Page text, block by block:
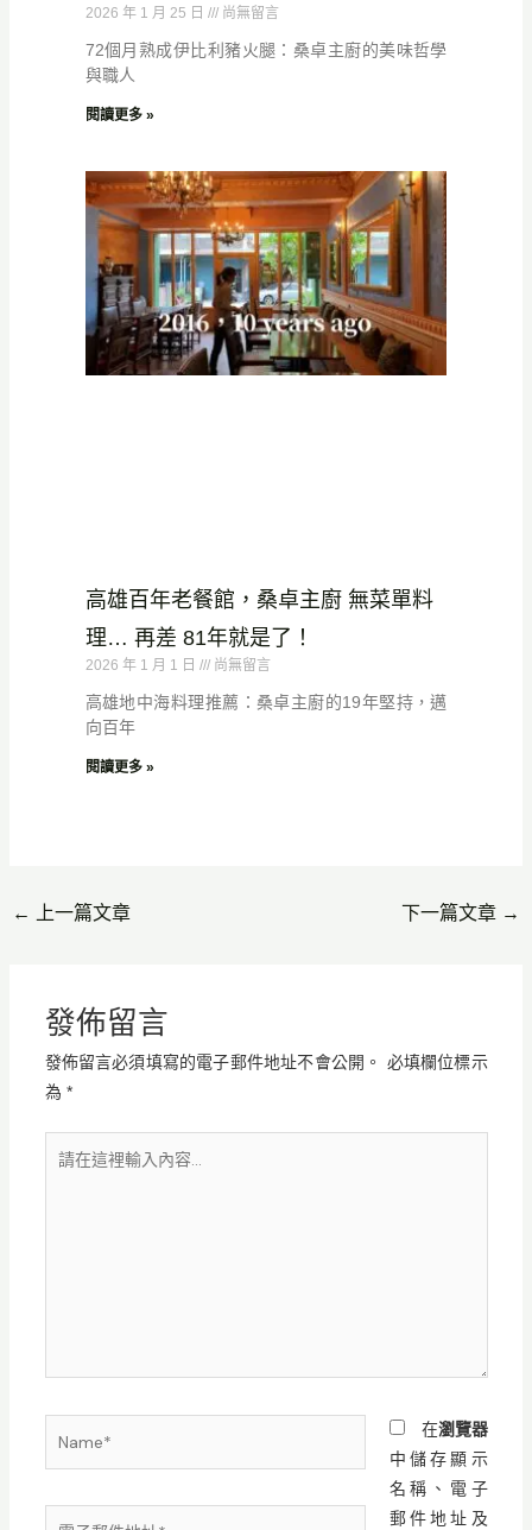
2026 年 1 月 25 日 尚無留言
72個月熟成伊比利豬火腿：桑卓主廚的美味哲學
與職人
閱讀更多 »
高雄百年老餐館，桑卓主廚 無菜單料
理… 再差 81年就是了！
2026 年 1 月 1 日 尚無留言
高雄地中海料理推薦：桑卓主廚的19年堅持，邁
向百年
閱讀更多 »
← 上一篇文章 下一篇文章 →
發佈留言
發佈留言必須填寫的電子郵件地址不會公開。
必填欄位標示
為 *
在瀏覽器
中儲存顯示
名稱、電子
郵件地址及